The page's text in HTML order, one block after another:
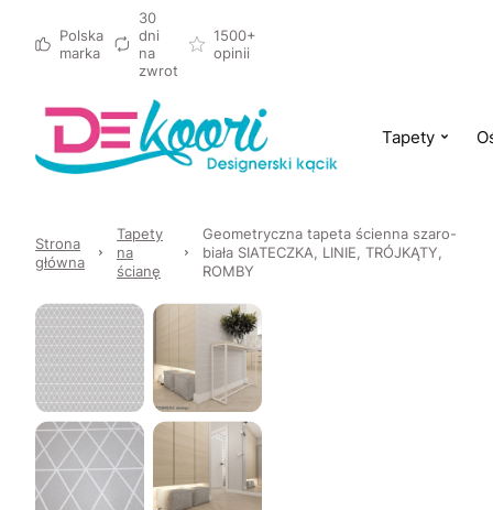
Polska
marka
30
dni
na
zwrot
1500+
opinii
Tapety
Strona
główna
Tapety
na
ścianę
Geometryczna tapeta ścienna szaro-
biała SIATECZKA, LINIE, TRÓJKĄTY,
ROMBY